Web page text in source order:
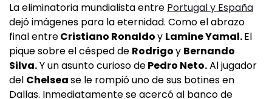
La eliminatoria mundialista entre Portugal y España
dejó imágenes para la eternidad. Como el abrazo
final entreCristiano Ronaldoy Lamine Yamal.El
pique sobre el césped de Rodrigoy Bernando
Silva.Y un asunto curioso dePedro Neto.Al jugador
del Chelsease le rompió uno de sus botines en
Dallas. Inmediatamente se acercó al banco de